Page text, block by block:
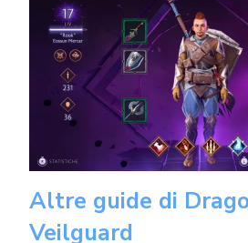
Altre guide di
Veilguard